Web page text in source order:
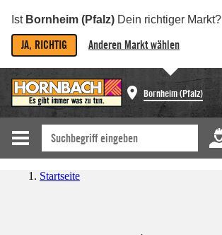
Ist Bornheim (Pfalz) Dein richtiger Markt?
JA, RICHTIG Anderen Markt wählen
Bornheim (Pfalz)
Startseite